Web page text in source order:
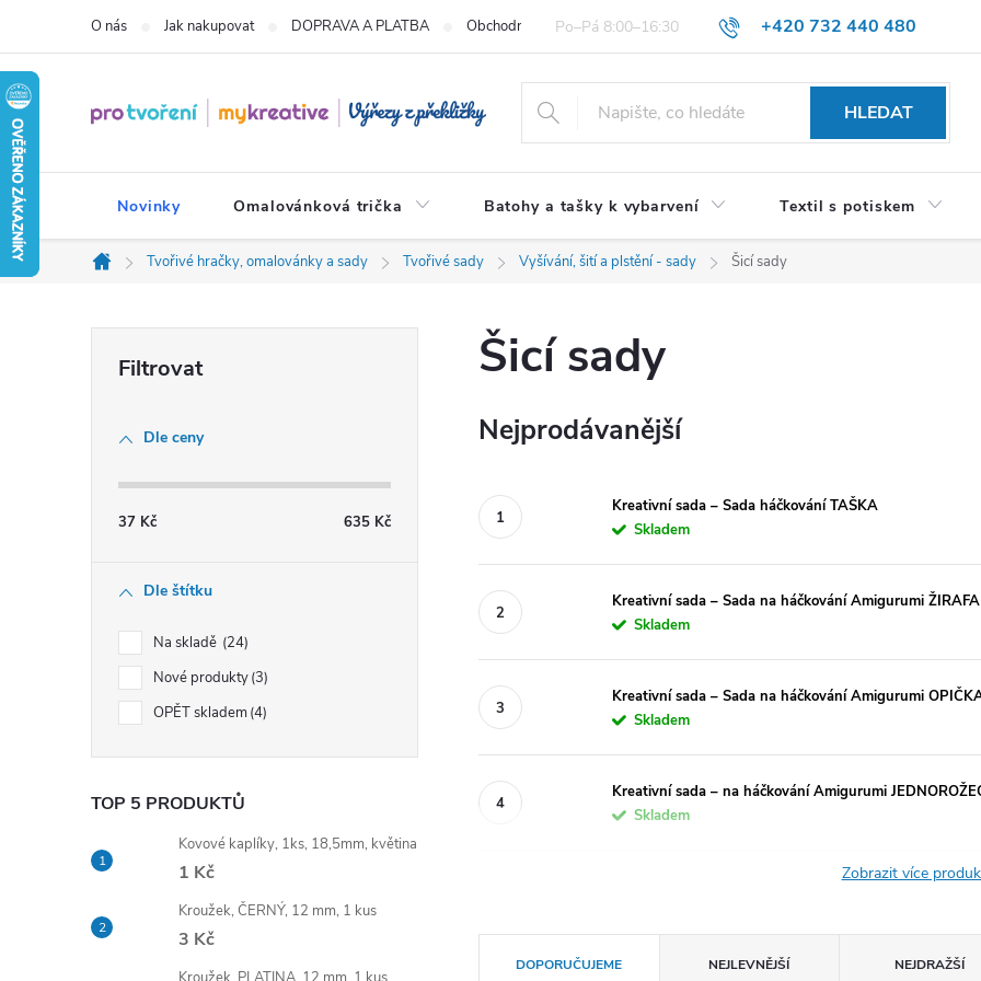
obsah
+420 732 440 480
O nás Jak nakupovat DOPRAVA A PLATBA Obchodní podmínky pro spotřebitele VŠEOBECNÉ OBCHODNÍ PODMÍNKY
HLEDAT
Novinky Omalovánková trička Batohy a tašky k vybarvení Textil s potiskem
Domů
Tvořivé hračky, omalovánky a sady Tvořivé sady Vyšívání, šití a plstění - sady Šicí sady
í
p
a
n
Dle ceny
37 Kč 635 Kč
Dle štítku
Na skladě 24
Nové produkty 3
OPĚT skladem 4
TOP 5 PRODUKTŮ
Kovové kaplíky, 1ks, 18,5mm, květina
1 Kč
Kroužek, ČERNÝ, 12 mm, 1 kus
3 Kč
Šicí sady
Nejprodávanější
Kreativní sada – Sada háčkování TAŠKA
Skladem
Kreativní sada – Sada na háčkování Amigurumi ŽIRAFA
Skladem
Kreativní sada – Sada na háčkování Amigurumi
Skladem
Kreativní sada – na háčkování Amigurumi
Skladem
Zobrazit více
DOPORUČUJEME NEJLEVNĚJŠÍ NEJDRAŽŠÍ